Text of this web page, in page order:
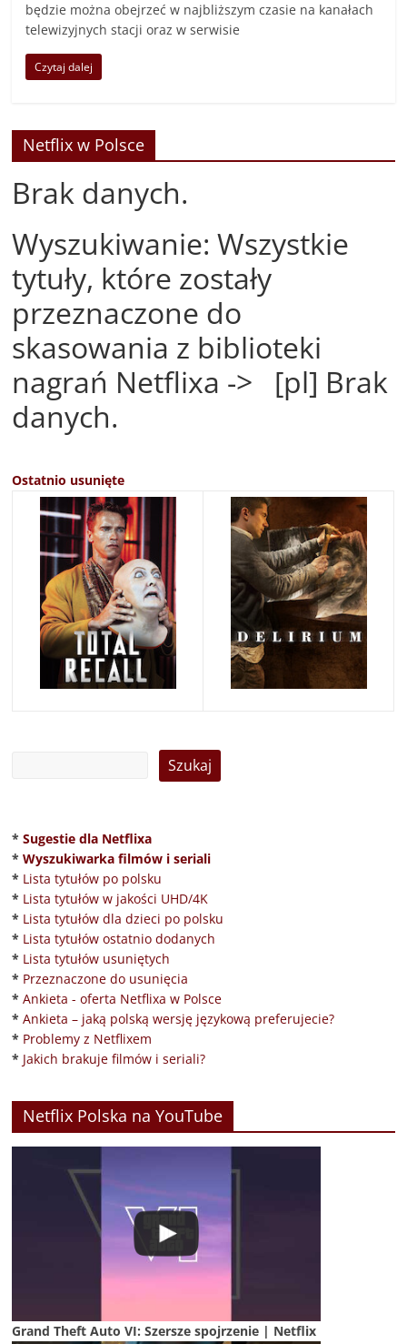
będzie można obejrzeć w najbliższym czasie na kanałach
telewizyjnych stacji oraz w serwisie
Czytaj dalej
Netflix w Polsce
Brak danych.
Wyszukiwanie: Wszystkie
tytuły, które zostały
przeznaczone do
skasowania z biblioteki
nagrań Netflixa -> [pl] Brak
danych.
Ostatnio usunięte
* Sugestie dla Netflixa
* Wyszukiwarka filmów i seriali
* Lista tytułów po polsku
* Lista tytułów w jakości UHD/4K
* Lista tytułów dla dzieci po polsku
* Lista tytułów ostatnio dodanych
* Lista tytułów usuniętych
* Przeznaczone do usunięcia
* Ankieta - oferta Netflixa w Polsce
* Ankieta – jaką polską wersję językową preferujecie?
* Problemy z Netflixem
* Jakich brakuje filmów i seriali?
Netflix Polska na YouTube
Grand Theft Auto VI: Szersze spojrzenie | Netflix